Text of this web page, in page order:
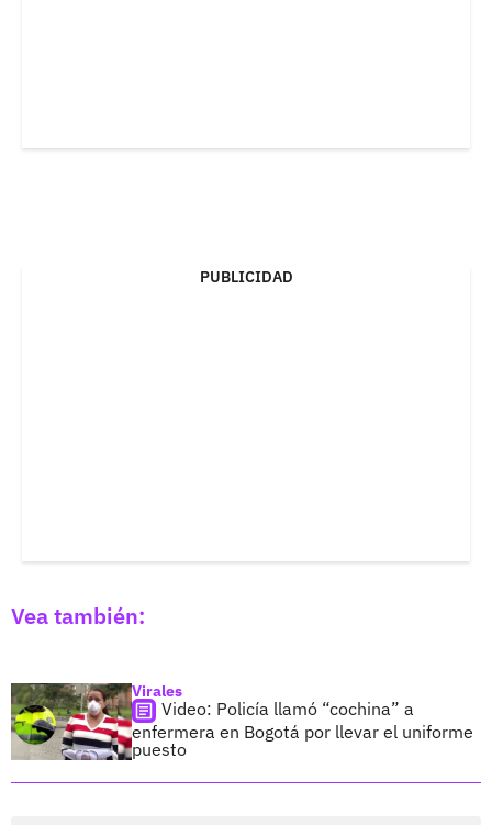
PUBLICIDAD
Vea también:
Virales
Video: Policía llamó “cochina” a
enfermera en Bogotá por llevar el uniforme
puesto